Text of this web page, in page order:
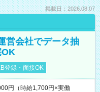
掲載日：2026.08.07
営会社でデータ抽
OK
登録・面接OK
円（時給1,700円×実働